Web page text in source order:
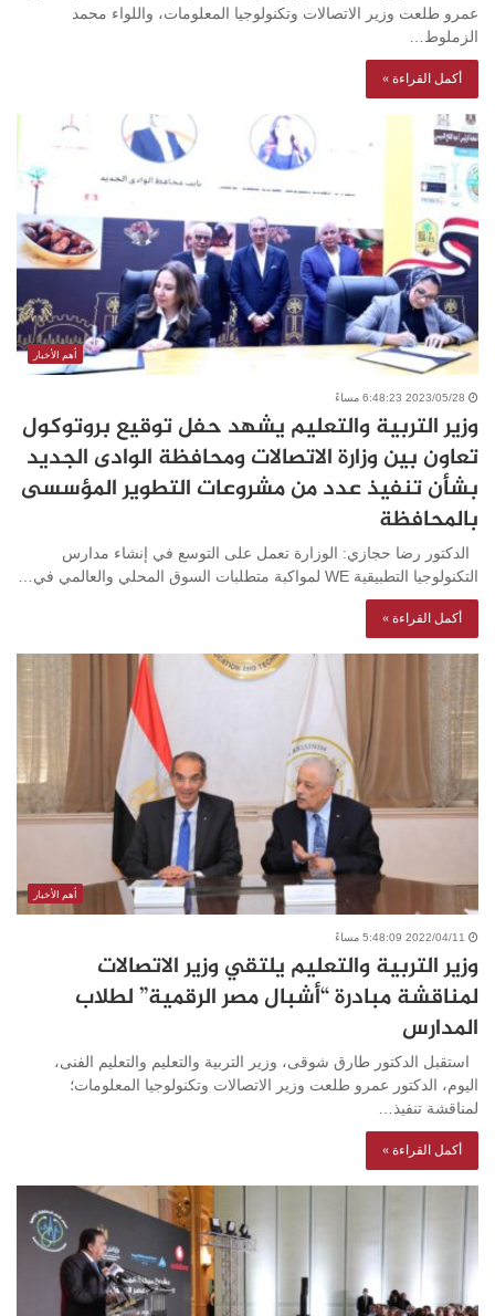
عمرو طلعت وزير الاتصالات وتكنولوجيا المعلومات، واللواء محمد
الزملوط…
أكمل القراءة »
أهم الأخبار
2023/05/28 6:48:23 مساءً
وزير التربية والتعليم يشهد حفل توقيع بروتوكول
تعاون بين وزارة الاتصالات ومحافظة الوادى الجديد
بشأن تنفيذ عدد من مشروعات التطوير المؤسسى
بالمحافظة
الدكتور رضا حجازي: الوزارة تعمل على التوسع في إنشاء مدارس
التكنولوجيا التطبيقية WE لمواكبة متطلبات السوق المحلي والعالمي في…
أكمل القراءة »
أهم الأخبار
2022/04/11 5:48:09 مساءً
وزير التربية والتعليم يلتقي وزير الاتصالات
لمناقشة مبادرة “أشبال مصر الرقمية” لطلاب
المدارس
استقبل الدكتور طارق شوقى، وزير التربية والتعليم والتعليم الفنى،
اليوم، الدكتور عمرو طلعت وزير الاتصالات وتكنولوجيا المعلومات؛
لمناقشة تنفيذ…
أكمل القراءة »